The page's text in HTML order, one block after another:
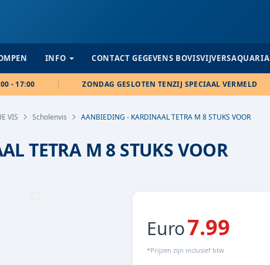
INFO CONTACT GEGEVENS BOVISVIJVERSAQUARIA
- 17:00 ZONDAG GESLOTEN TENZIJ SPECIAAL VERMELD
VIS Scholenvis AANBIEDING - KARDINAAL TETRA M 8 STUKS VOOR
TETRA M 8 STUKS VOOR
Euro7.99
*Prijzen zijn inclusief btw